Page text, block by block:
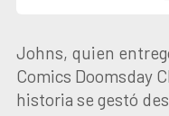
Johns, quien
Comics Doomsday
historia se gestó